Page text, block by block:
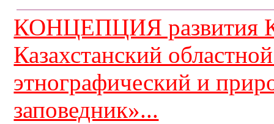
КОНЦЕПЦИЯ развития
Казахстанский
этнографический и
заповедник»...